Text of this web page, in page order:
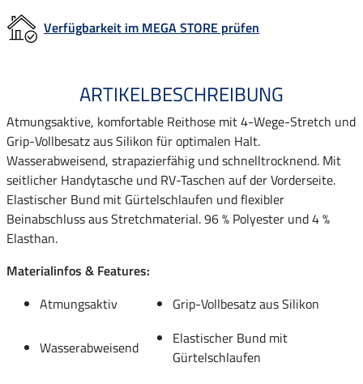
Verfügbarkeit im MEGA STORE prüfen
ARTIKELBESCHREIBUNG
Atmungsaktive, komfortable Reithose mit 4-Wege-Stretch und
Grip-Vollbesatz aus Silikon für optimalen Halt.
Wasserabweisend, strapazierfähig und schnelltrocknend. Mit
seitlicher Handytasche und RV-Taschen auf der Vorderseite.
Elastischer Bund mit Gürtelschlaufen und flexibler
Beinabschluss aus Stretchmaterial. 96 % Polyester und 4 %
Elasthan.
Materialinfos & Features:
Atmungsaktiv
Grip-Vollbesatz aus Silikon
Wasserabweisend
Elastischer Bund mit
Gürtelschlaufen